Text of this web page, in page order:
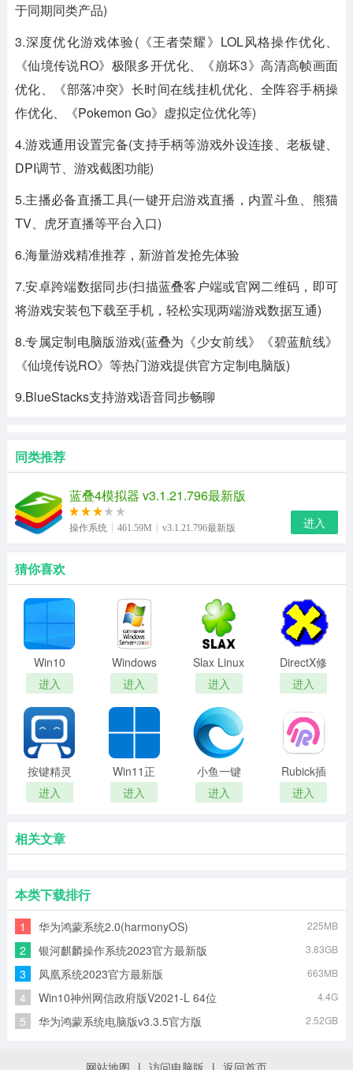
于同期同类产品)
3.深度优化游戏体验(《王者荣耀》LOL风格操作优化、
《仙境传说RO》极限多开优化、《崩坏3》高清高帧画面
优化、《部落冲突》长时间在线挂机优化、全阵容手柄操
作优化、《Pokemon Go》虚拟定位优化等)
4.游戏通用设置完备(支持手柄等游戏外设连接、老板键、
DPI调节、游戏截图功能)
5.主播必备直播工具(一键开启游戏直播，内置斗鱼、熊猫
TV、虎牙直播等平台入口)
6.海量游戏精准推荐，新游首发抢先体验
7.安卓跨端数据同步(扫描蓝叠客户端或官网二维码，即可
将游戏安装包下载至手机，轻松实现两端游戏数据互通)
8.专属定制电脑版游戏(蓝叠为《少女前线》《碧蓝航线》
《仙境传说RO》等热门游戏提供官方定制电脑版)
9.BlueStacks支持游戏语音同步畅聊
同类推荐
蓝叠4模拟器 v3.1.21.796最新版
操作系统 461.59M v3.1.21.796最新版 进入
猜你喜欢
Win10
21H2 64
位/32位
ISO镜像
进入
Windows
Server
2008 R2
中文版
进入
Slax Linux
进入
DirectX修
复工具
(DirectX
Repair)
进入
按键精灵
官网版
进入
Win11正
式版原版
ISO镜像
进入
小鱼一键
重装系统
大师
进入
Rubick插
件工具箱
(开源工具
进入
相关文章
本类下载排行
1 华为鸿蒙系统2.0(harmonyOS) 225MB
2 银河麒麟操作系统2023官方最新版 3.83GB
3 凤凰系统2023官方最新版 663MB
4 Win10神州网信政府版V2021-L 64位 4.4G
5 华为鸿蒙系统电脑版v3.3.5官方版 2.52GB